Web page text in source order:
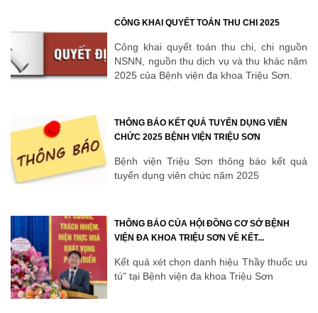
CÔNG KHAI QUYẾT TOÁN THU CHI 2025
Công khai quyết toán thu chi, chi nguồn
NSNN, nguồn thu dịch vụ và thu khác năm
2025 của Bệnh viện đa khoa Triệu Sơn.
THÔNG BÁO KẾT QUẢ TUYỂN DỤNG VIÊN
CHỨC 2025 BỆNH VIỆN TRIỆU SƠN
Bệnh viện Triệu Sơn thông báo kết quả
tuyển dụng viên chức năm 2025
THÔNG BÁO CỦA HỘI ĐỒNG CƠ SỞ BỆNH
VIỆN ĐA KHOA TRIỆU SƠN VỀ KẾT...
Kết quả xét chọn danh hiệu Thầy thuốc ưu
tú" tại Bệnh viện đa khoa Triệu Sơn